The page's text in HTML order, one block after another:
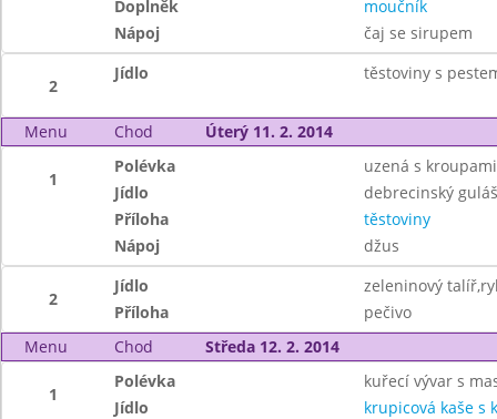
Doplněk
moučník
Nápoj
čaj se sirupem
2
Jídlo těstoviny s
Menu Chod Úterý 11. 2. 2014
1
Polévka
uzená s kroupami
Jídlo
debrecinský guláš
Příloha
těstoviny
Nápoj
džus
2
Jídlo
zeleninový
Příloha
pečivo
Menu
Chod Středa 12. 2. 2014
1
Polévka
kuřecí vývar s
Jídlo
krupicová kaše s